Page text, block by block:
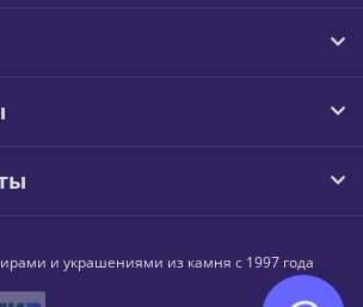
и украшениями из камня с 1997 года